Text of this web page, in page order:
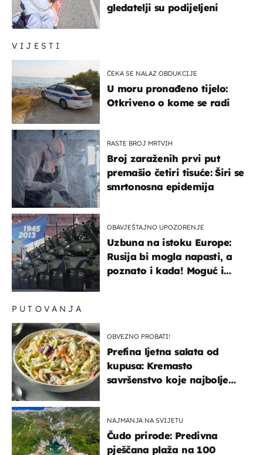
VIJESTI
ČEKA SE NALAZ OBDUKCIJE
U moru pronađeno tijelo:
Otkriveno o kome se radi
RASTE BROJ MRTVIH
Broj zaraženih prvi put
premašio četiri tisuće: Širi se
smrtonosna epidemija
OBAVJEŠTAJNO UPOZORENJE
Uzbuna na istoku Europe:
Rusija bi mogla napasti, a
poznato i kada! Moguć i
gledatelji su podijeljeni
PUTOVANJA
OBVEZNO PROBATI!
Prefina ljetna salata od
kupusa: Kremasto
savršenstvo koje najbolje
NAJMANJA NA SVIJETU
Čudo prirode: Predivna
pješčana plaža na 100